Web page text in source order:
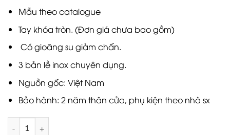
Mẫu theo catalogue
Tay khóa tròn. (Đơn giá chưa bao gồm)
Có gioăng su giảm chấn.
3 bản lề inox chuyên dụng.
Nguồn gốc: Việt Nam
Bảo hành: 2 năm thân cửa, phụ kiện theo nhà sx